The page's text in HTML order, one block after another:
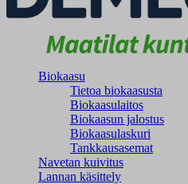
Biokaasu
Tietoa biokaasusta
Biokaasulaitos
Biokaasun jalostus
Biokaasulaskuri
Tankkausasemat
Navetan kuivitus
Lannan käsittely